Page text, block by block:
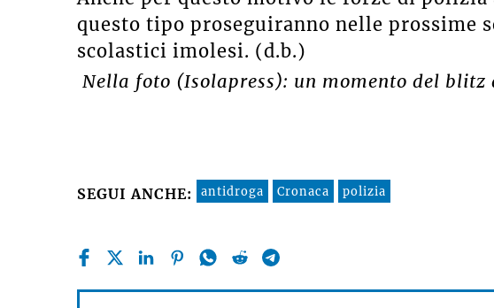
questo tipo proseguiranno nelle
scolastici imolesi. (d.b.)
Nella foto (Isolapress): un momento del
SEGUI ANCHE: antidroga Cronaca polizia